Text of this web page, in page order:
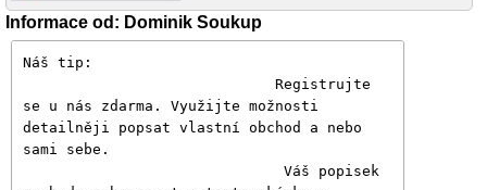
Informace od: Dominik Soukup